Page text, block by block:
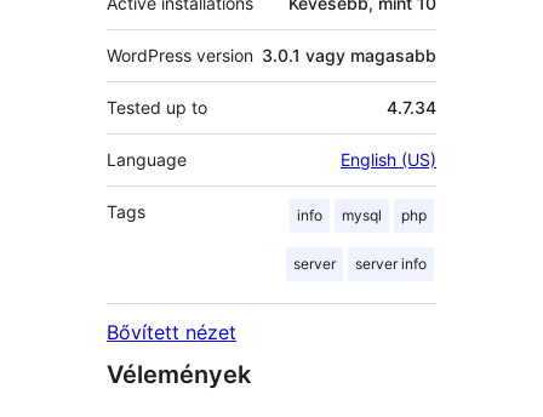
WordPress version 3.0.1 vagy magasabb
Tested up to 4.7.34
Language English (US)
Tags info mysql php
server server info
Bővített nézet
Vélemények